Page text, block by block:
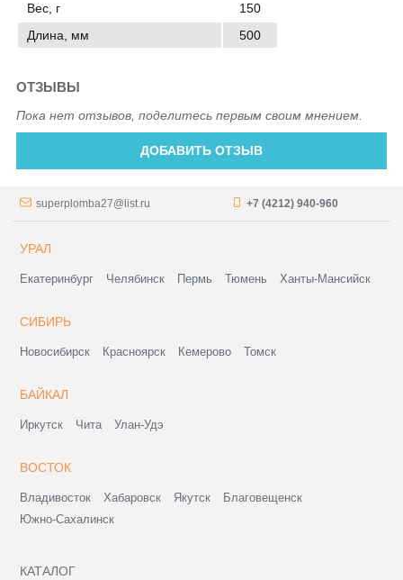
Вес, г
150
Длина, мм
500
ОТЗЫВЫ
Пока нет отзывов, поделитесь первым своим мнением.
ДОБАВИТЬ ОТЗЫВ
superplomba27@list.ru +7 (4212) 940-960
УРАЛ
Екатеринбург Челябинск Пермь Тюмень Ханты-Мансийск
СИБИРЬ
Новосибирск Красноярск Кемерово Томск
БАЙКАЛ
Иркутск Чита Улан-Удэ
ВОСТОК
Владивосток Хабаровск Якутск
Благовещенск
Южно-Сахалинск
КАТАЛОГ